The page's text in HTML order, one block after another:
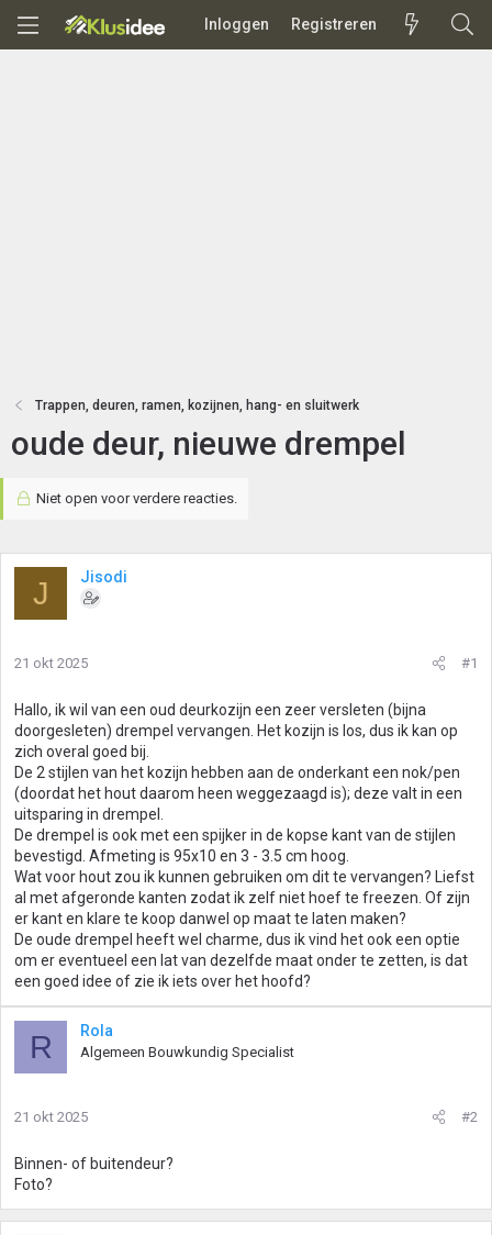
Inloggen Registreren
Trappen, deuren, ramen, kozijnen, hang- en sluitwerk
oude deur, nieuwe drempel
Niet open voor verdere reacties.
J Jisodi
21 okt 2025 #1
Hallo, ik wil van een oud deurkozijn een zeer versleten (bijna
doorgesleten) drempel vervangen. Het kozijn is los, dus ik kan op
zich overal goed bij.
De 2 stijlen van het kozijn hebben aan de onderkant een nok/pen
(doordat het hout daarom heen weggezaagd is); deze valt in een
uitsparing in drempel.
De drempel is ook met een spijker in de kopse kant van de stijlen
bevestigd. Afmeting is 95x10 en 3 - 3.5 cm hoog.
Wat voor hout zou ik kunnen gebruiken om dit te vervangen? Liefst
al met afgeronde kanten zodat ik zelf niet hoef te freezen. Of zijn
er kant en klare te koop danwel op maat te laten maken?
De oude drempel heeft wel charme, dus ik vind het ook een optie
om er eventueel een lat van dezelfde maat onder te zetten, is dat
een goed idee of zie ik iets over het hoofd?
R Rola
Algemeen Bouwkundig Specialist
21 okt 2025 #2
Binnen- of buitendeur?
Foto?